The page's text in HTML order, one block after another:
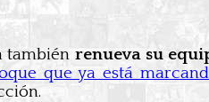
también renueva su
que ya está